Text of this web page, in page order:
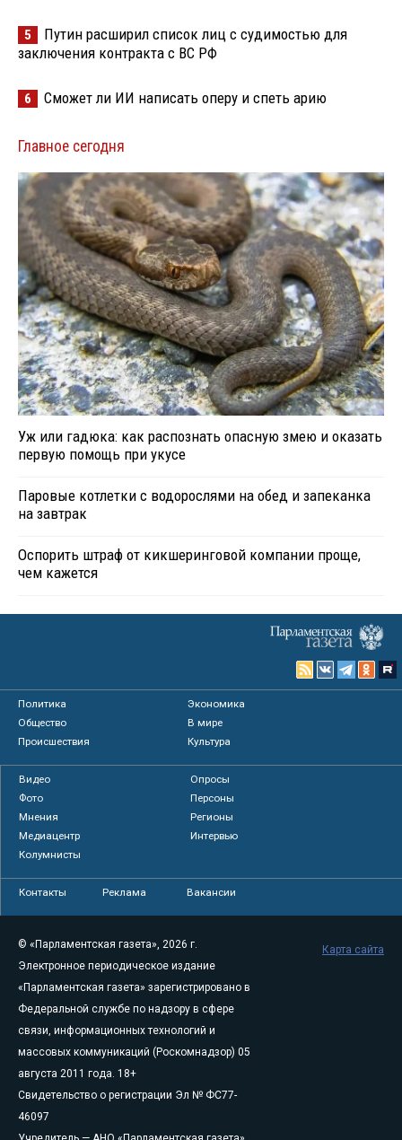
5
Путин расширил список лиц с судимостью для
заключения контракта с ВС РФ
6 Сможет ли ИИ написать оперу и спеть арию
Главное сегодня
Уж или гадюка: как распознать опасную змею и оказать
первую помощь при укусе
Паровые котлетки с водорослями на обед и запеканка
на завтрак
Оспорить штраф от кикшеринговой компании проще,
чем кажется
Политика
Экономика
Общество
В мире
Происшествия
Культура
Видео
Опросы
Фото
Персоны
Мнения
Регионы
Медиацентр
Интервью
Колумнисты
Контакты Реклама Вакансии
© «Парламентская газета», 2026 г.
Электронное периодическое издание
«Парламентская газета» зарегистрировано в
Федеральной службе по надзору в сфере
связи, информационных технологий и
массовых коммуникаций (Роскомнадзор) 05
августа 2011 года. 18+
Свидетельство о регистрации Эл № ФС77-
46097
Карта сайта